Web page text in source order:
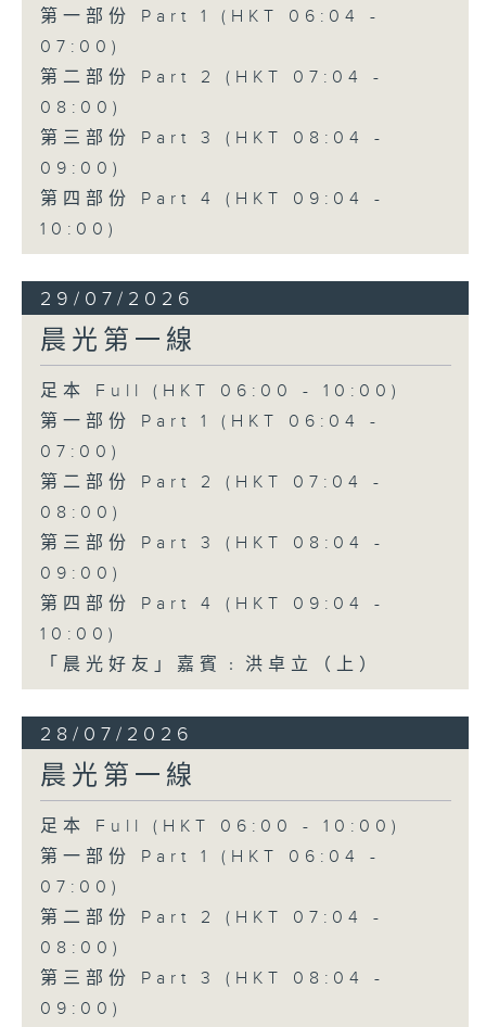
第一部份 Part 1 (HKT 06:04 -
07:00)
第二部份 Part 2 (HKT 07:04 -
08:00)
第三部份 Part 3 (HKT 08:04 -
09:00)
第四部份 Part 4 (HKT 09:04 -
10:00)
29/07/2026
晨光第一線
足本 Full (HKT 06:00 - 10:00)
第一部份 Part 1 (HKT 06:04 -
07:00)
第二部份 Part 2 (HKT 07:04 -
08:00)
第三部份 Part 3 (HKT 08:04 -
09:00)
第四部份 Part 4 (HKT 09:04 -
10:00)
「晨光好友」嘉賓﹕洪卓立（上）
28/07/2026
晨光第一線
足本 Full (HKT 06:00 - 10:00)
第一部份 Part 1 (HKT 06:04 -
07:00)
第二部份 Part 2 (HKT 07:04 -
08:00)
第三部份 Part 3 (HKT 08:04 -
09:00)